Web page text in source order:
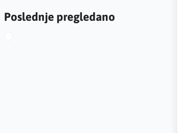
Poslednje pregledano